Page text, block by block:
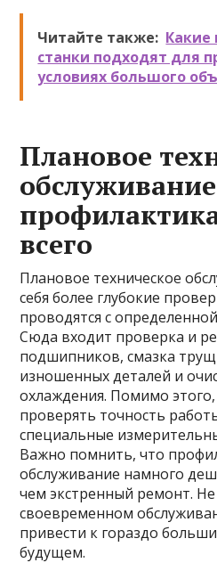
Читайте также:
станки подходят для
условиях большого
Плановое
всего
Плановое техническое
себя более глубокие
проводятся с
Сюда входит проверка и
подшипников, смазка
изношенных деталей и
охлаждения. Помимо этого,
проверять точность
специальные
Важно помнить, что
обслуживание намного
чем экстренный ремонт.
своевременном
привести к гораздо
будущем.